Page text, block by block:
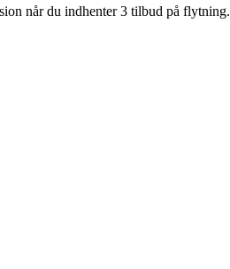
når du indhenter 3 tilbud på flytning.